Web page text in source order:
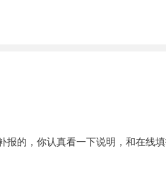
的，你认真看一下说明，和在线填